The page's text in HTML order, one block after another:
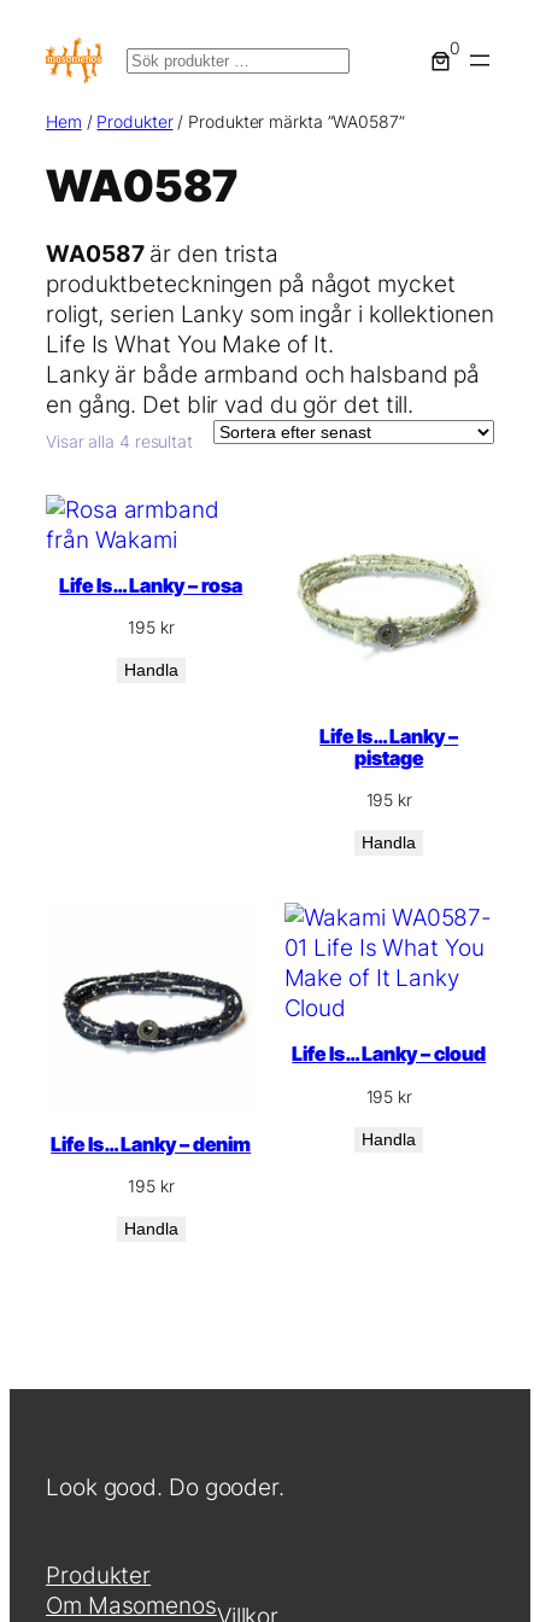
innehåll
Sök
0
Hem / Produkter/ Produkter märkta ”WA0587”
WA0587
WA0587är den trista
produktbeteckningen på något mycket
roligt, serien Lanky som ingår i kollektionen
Life Is What You Make of It.
Lanky är både armband och halsband på
en gång. Det blir vad du gör det till.
Visar alla 4 resultatSortera
Life Is… Lanky – rosa
195 kr
Handla
Life Is… Lanky –
pistage
195 kr
Handla
Life Is… Lanky – denim
195 kr
Handla
Life Is… Lanky – cloud
195 kr
Handla
Look good. Do gooder.
Produkter
Om MasomenosVillkor